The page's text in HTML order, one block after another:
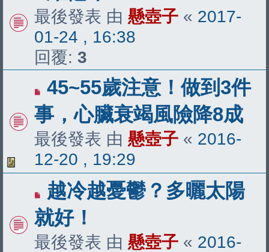
最後發表 由 懸壺子 « 2017-
01-24 , 16:38
回覆: 3
45~55歲注意！做到3件
事，心臟衰竭風險降8成
最後發表 由 懸壺子 « 2016-
12-20 , 19:29
越冷越憂鬱？多曬太陽
就好！
最後發表 由 懸壺子 « 2016-